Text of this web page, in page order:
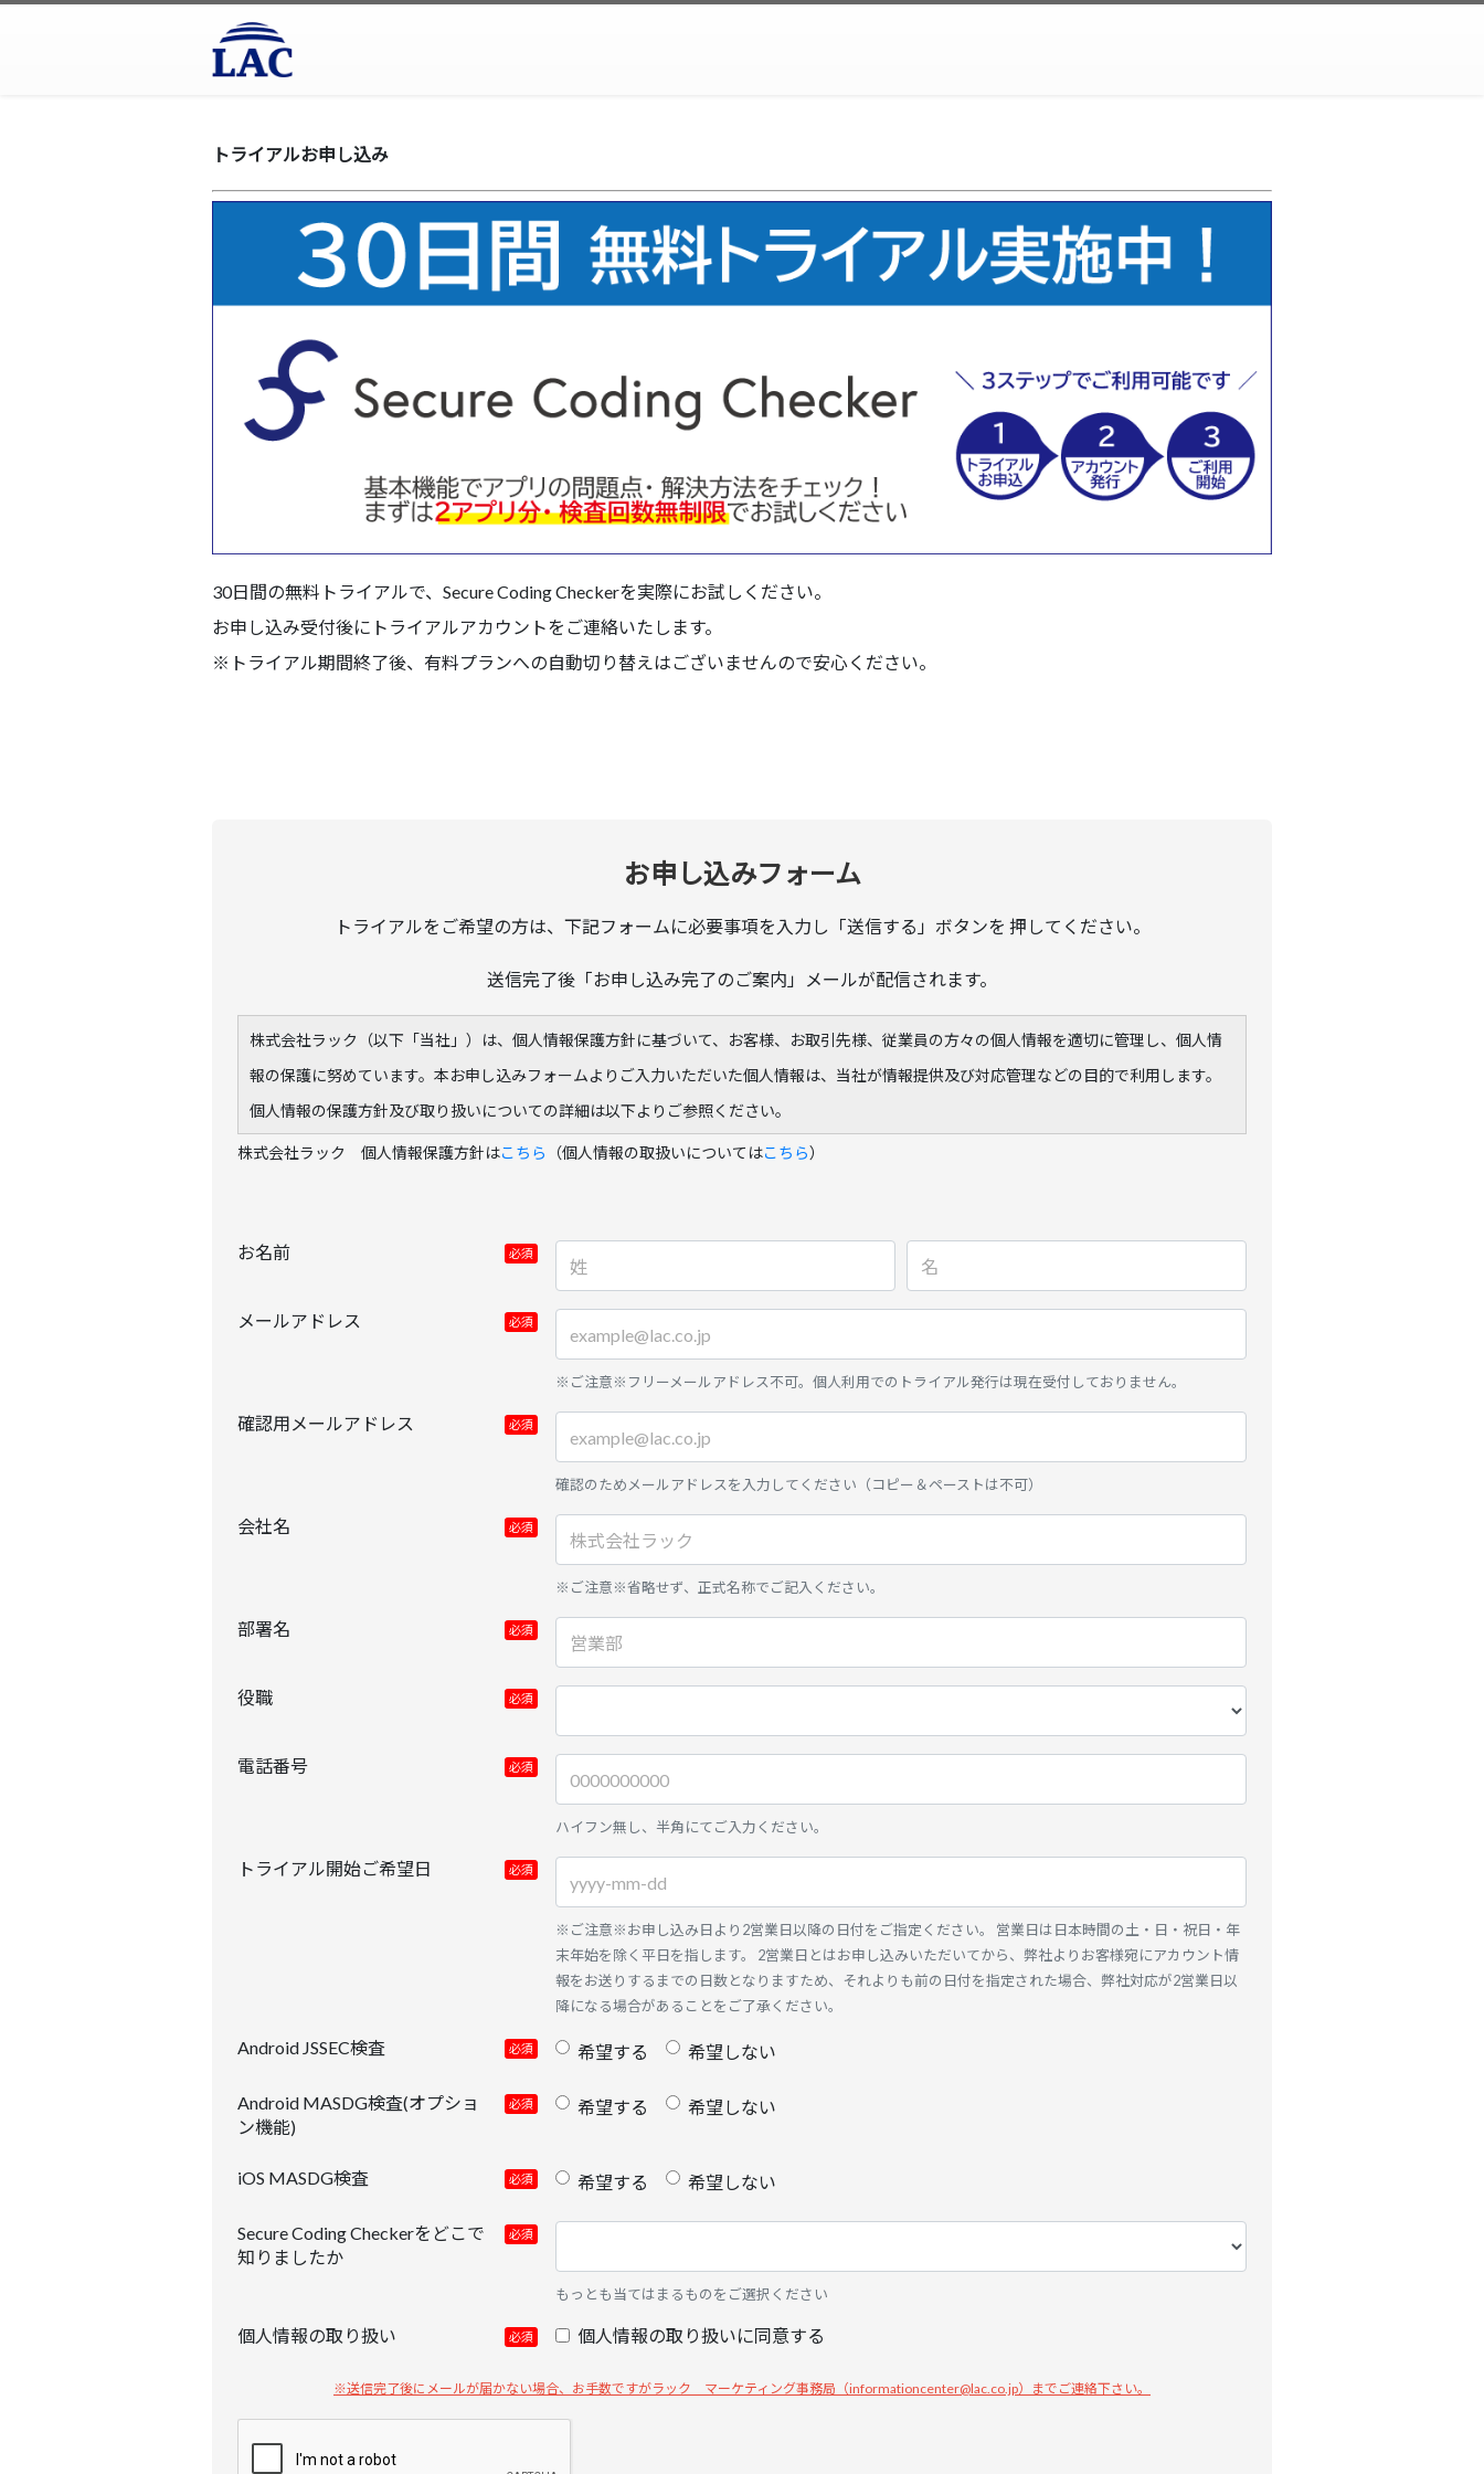
トライアルお申し込み
30日間の無料トライアルで、Secure Coding Checkerを実際にお試しください。
お申し込み受付後にトライアルアカウントをご連絡いたします。
※トライアル期間終了後、有料プランへの自動切り替えはございませんので安心ください。
お申し込みフォーム
トライアルをご希望の方は、下記フォームに必要事項を入力し「送信する」ボタンを 押してください。
送信完了後「お申し込み完了のご案内」メールが配信されます。
株式会社ラック（以下「当社」）は、個人情報保護方針に基づいて、お客様、お取引先様、従業員の方々の個人情報を適切に管理し、個人情
報の保護に努めています。本お申し込みフォームよりご入力いただいた個人情報は、当社が情報提供及び対応管理などの目的で利用します。
個人情報の保護方針及び取り扱いについての詳細は以下よりご参照ください。
株式会社ラック 個人情報保護方針はこちら （個人情報の取扱いについてはこちら）
お名前
メールアドレス
※ご注意※フリーメールアドレス不可。個人利用でのトライアル発行は現在受付しておりません。
確認用メールアドレス
確認のためメールアドレスを入力してください（コピー＆ペーストは不可）
会社名
※ご注意※省略せず、正式名称でご記入ください。
部署名
役職
電話番号
ハイフン無し、半角にてご入力ください。
トライアル開始ご希望日
※ご注意※お申し込み日より2営業日以降の日付をご指定ください。 営業日は日本時間の土・日・祝日・年
末年始を除く平日を指します。 2営業日とはお申し込みいただいてから、弊社よりお客様宛にアカウント情
報をお送りするまでの日数となりますため、それよりも前の日付を指定された場合、弊社対応が2営業日以
降になる場合があることをご了承ください。
Android JSSEC検査 希望する 希望しない
Android MASDG検査(オプショ
ン機能)
希望する 希望しない
iOS MASDG検査 希望する 希望しない
Secure Coding Checkerをどこで
知りましたか
もっとも当てはまるものをご選択ください
個人情報の取り扱い 個人情報の取り扱いに同意する
※送信完了後にメールが届かない場合、お手数ですがラック マーケティング事務局（informationcenter@lac.co.jp）までご連絡下さい。